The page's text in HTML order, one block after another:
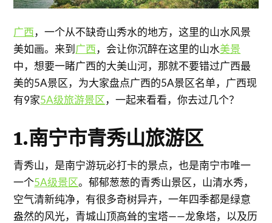
广西，一个从不缺奇山秀水的地方，这里的山水风景
美如画。来到广西，会让你沉醉在这里的山水美景
中，想要一睹广西的大美山河，那就不要错过广西最
美的5A景区，为大家盘点广西的5A景区名单，广西现
有9家5A级旅游景区，一起来看看，你去过几个？
1.南宁市青秀山旅游区
青秀山，是南宁游玩必打卡的景点，也是南宁市唯一
一个5A级景区。郁郁葱葱的青秀山景区，山清水秀，
空气清新纯净，有很多奇树异卉，一年四季都是绿意
盎然的风光，青城山顶高耸的宝塔——龙象塔，以及历